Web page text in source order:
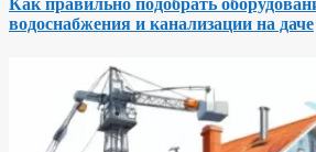
Как правильно подобрать
водоснабжения и канализации на даче